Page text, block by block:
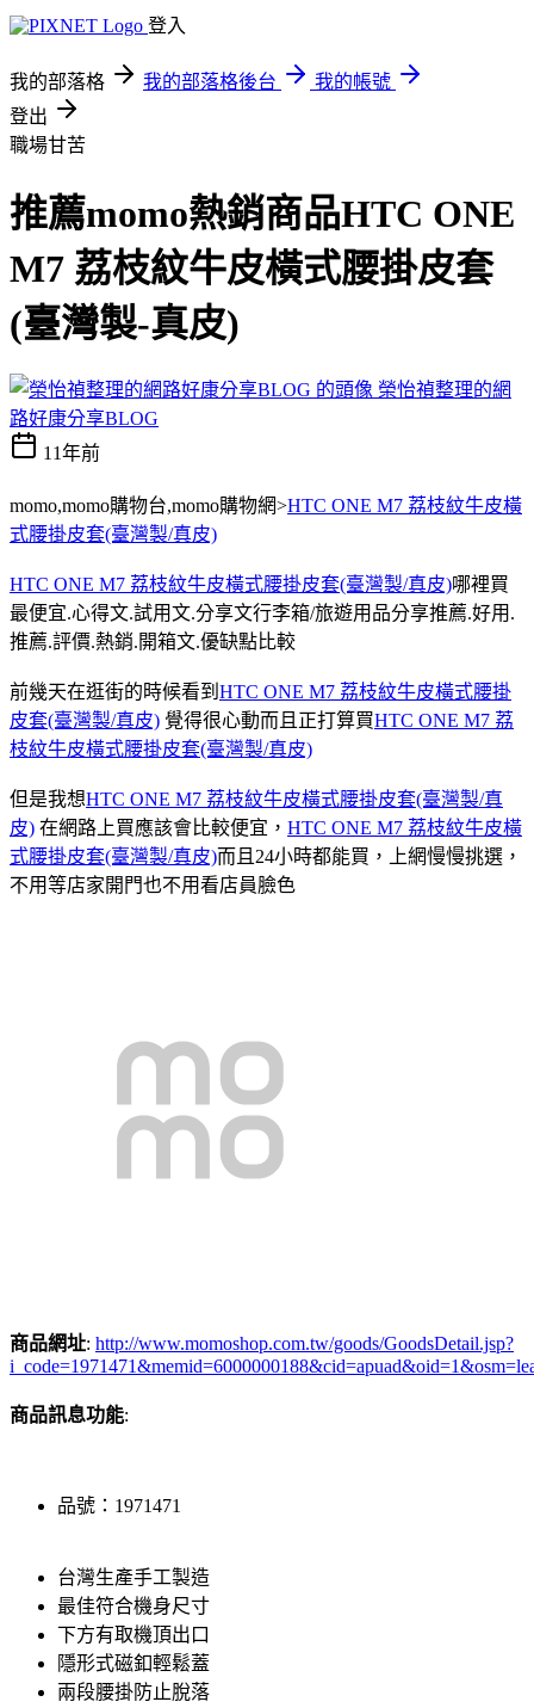
登入
我的部落格 我的部落格後台
我的帳號
登出
職場甘苦
推薦momo熱銷商品HTC ONE
M7 荔枝紋牛皮橫式腰掛皮套
(臺灣製-真皮)
榮怡禎整理的網
路好康分享BLOG
11年前
momo,momo購物台,momo購物網>HTC ONE M7 荔枝紋牛皮橫
式腰掛皮套(臺灣製/真皮)
HTC ONE M7 荔枝紋牛皮橫式腰掛皮套(臺灣製/真皮)哪裡買
最便宜.心得文.試用文.分享文行李箱/旅遊用品分享推薦.好用.
推薦.評價.熱銷.開箱文.優缺點比較
前幾天在逛街的時候看到 HTC ONE M7 荔枝紋牛皮橫式腰掛
皮套(臺灣製/真皮) 覺得很心動而且正打算買HTC ONE M7 荔
枝紋牛皮橫式腰掛皮套(臺灣製/真皮)
但是我想HTC ONE M7 荔枝紋牛皮橫式腰掛皮套(臺灣製/真
皮) 在網路上買應該會比較便宜， HTC ONE M7 荔枝紋牛皮橫
式腰掛皮套(臺灣製/真皮)而且24小時都能買，上網慢慢挑選，
不用等店家開門也不用看店員臉色
商品網址: http://www.momoshop.com.tw/goods/GoodsDetail.jsp?
商品訊息功能:
品號：1971471
台灣生產手工製造
最佳符合機身尺寸
下方有取機頂出口
隱形式磁釦輕鬆蓋
兩段腰掛防止脫落